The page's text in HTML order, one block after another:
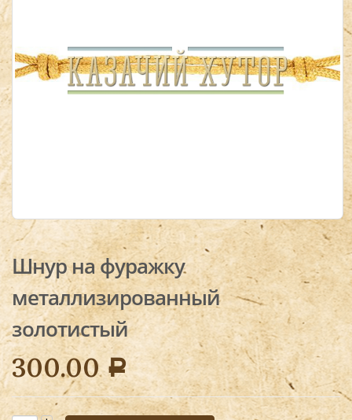
Шнур на фуражку
металлизированный
золотистый
300.00Р